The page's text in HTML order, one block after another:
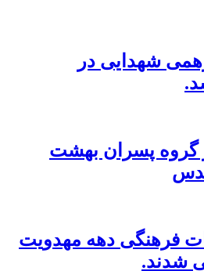
شهدایی در
پسران بهشت
فرهنگی دهه مهدویت
شدند.